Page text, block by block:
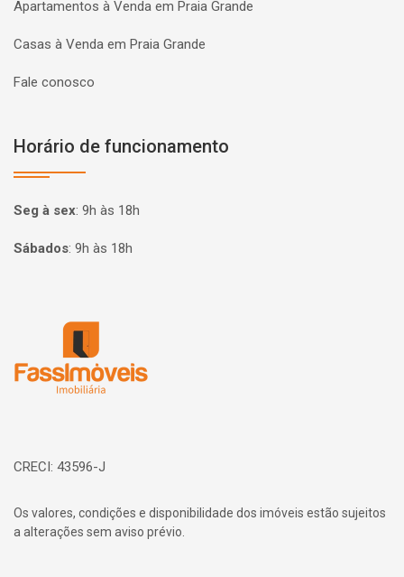
Apartamentos à Venda em Praia Grande
Casas à Venda em Praia Grande
Fale conosco
Horário de funcionamento
Seg à sex: 9h às 18h
Sábados: 9h às 18h
CRECI: 43596-J
Os valores, condições e disponibilidade dos imóveis estão sujeitos
a alterações sem aviso prévio.